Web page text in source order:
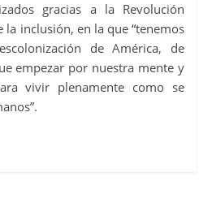
gracias a la Revolución
la inclusión, en la que “tenemos
de América, de
empezar por nuestra mente y
vivir plenamente como se